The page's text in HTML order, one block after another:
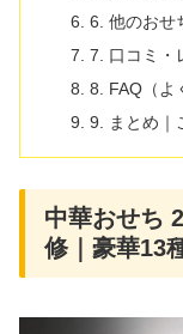
6. 他のおせ
7. 口コミ・
8. FAQ（よ
9. まとめ｜
中華おせち
修｜豪華13